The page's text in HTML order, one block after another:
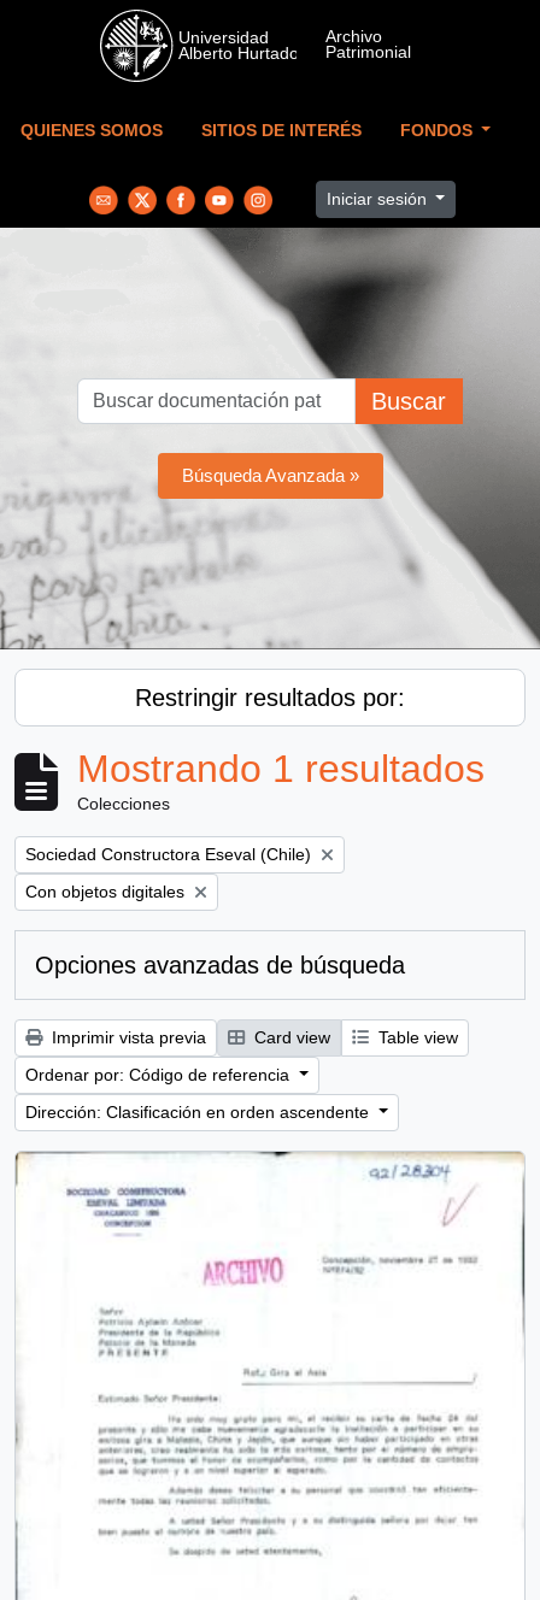
Skip to main content
QUIENES SOMOS SITIOS DE INTERÉS FONDOS
Iniciar sesión
Buscar
Búsqueda Avanzada »
Restringir resultados por:
Mostrando 1 resultados
Colecciones
Remove filter:
Sociedad Constructora Eseval (Chile)
Remove filter:
Con objetos digitales
Opciones avanzadas de búsqueda
Imprimir vista previa Card view
Table view
Ordenar por: Código de referencia
Dirección: Clasificación en orden ascendente